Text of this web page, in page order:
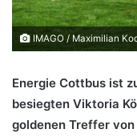
IMAGO / Maximilian
Energie Cottbus ist
besiegten Viktoria
goldenen Treffer